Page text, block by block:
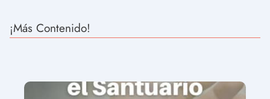
¡Más Contenido!